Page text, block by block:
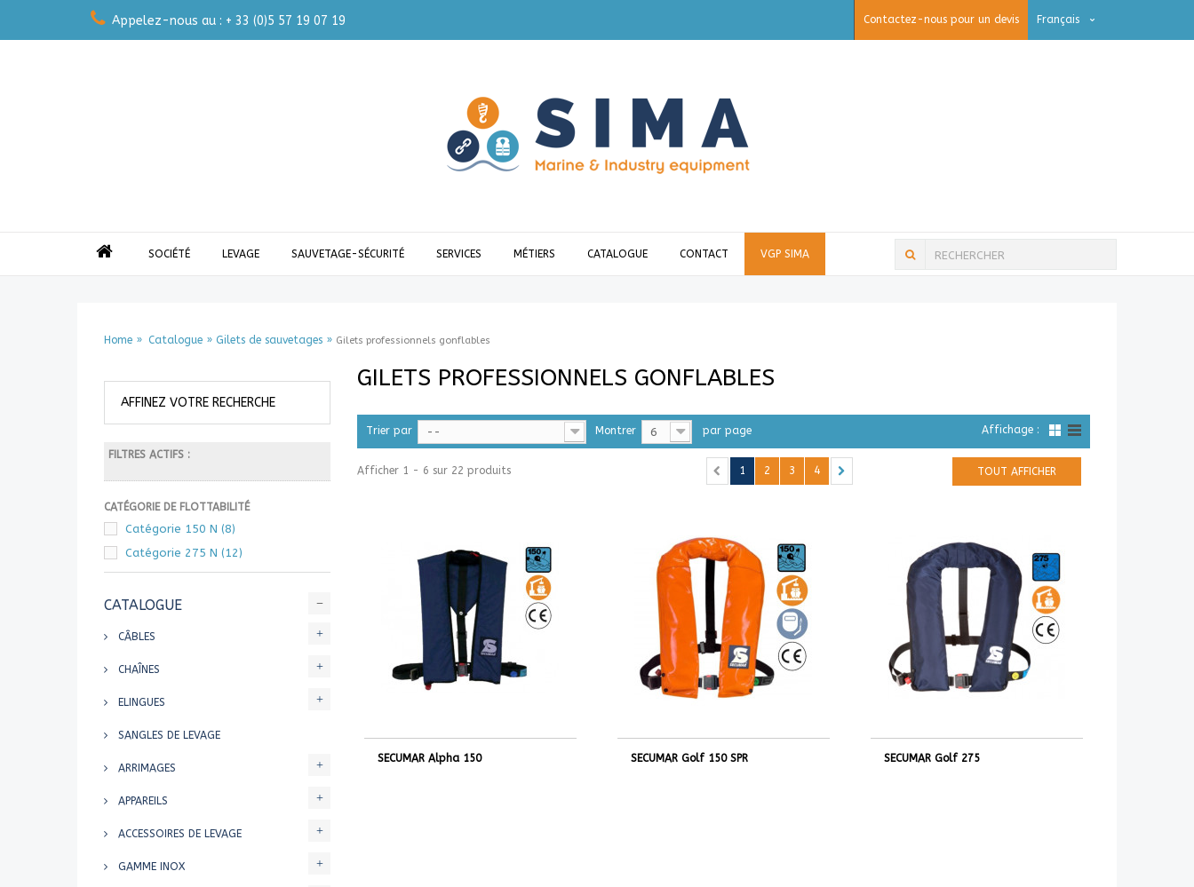
Français
Contactez-nous pour un devis
Appelez-nous au : + 33 (0)5 57 19 07 19
SOCIÉTÉ LEVAGE SAUVETAGE-SÉCURITÉ SERVICES MÉTIERS CATALOGUE CONTACT VGP SIMA
Home Catalogue Gilets de sauvetages Gilets professionnels gonflables
AFFINEZ VOTRE RECHERCHE
FILTRES ACTIFS :
CATÉGORIE DE FLOTTABILITÉ
Catégorie 150 N (8)
Catégorie 275 N (12)
CATALOGUE
CÂBLES
CHAÎNES
ELINGUES
SANGLES DE LEVAGE
ARRIMAGES
APPAREILS
ACCESSOIRES DE LEVAGE
GAMME INOX
GILETS PROFESSIONNELS GONFLABLES
Affichage :
Trier par -- Montrer 6 par page
TOUT AFFICHER
1 2 3 4
Afficher 1 - 6 sur 22 produits
SECUMAR Alpha 150 SECUMAR Golf 150 SPR SECUMAR Golf 275